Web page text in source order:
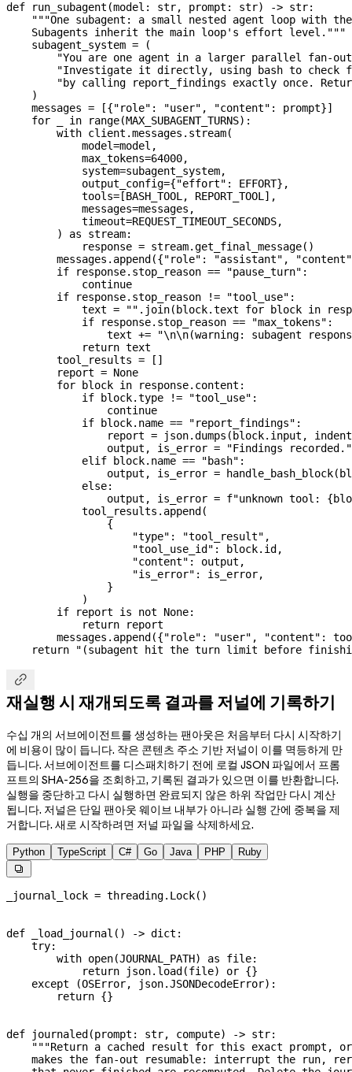
def run_subagent (model : str, prompt : str) -> str:
"""One subagent: a small nested agent loop with
    Subagents inherit the main loop's effort level."""
    subagent_system
= (
"You are one agent in a larger parallel fan-
"Investigate it directly, using bash to check
"by calling report_findings exactly once.
    )
    messages
= [{"role" : "user" , "content" : prompt}]
    for
in range(MAX_SUBAGENT_TURNS):
        with
client.messages.stream(
            model
=model,
            max_tokens
=64000,
            system
=subagent_system,
            output_config
={"effort" : EFFORT},
            tools
= [BASH_TOOL , REPORT_TOOL ],
            messages
=messages,
            timeout
=REQUEST_TIMEOUT_SECONDS,
        )
as stream:
            response
= stream.get_final_message()
        messages.append({
"role" : "assistant" ,
"content"
        if
response.stop_reason == "pause_turn" :
            continue
        if
response.stop_reason != "tool_use" :
            text
= "" .join(block.text for block in
            if
response.stop_reason == "max_tokens" :
                text
+= "\n\n(warning: subagent
            return
text
        tool_results
= []
        report
= None
        for
block in response.content:
            if
block.type != "tool_use" :
                continue
            if
block.name == "report_findings" :
                report
= json.dumps(block.input, indent
                output, is_error
= "Findings recorded."
            elif
block.name == "bash" :
                output, is_error
=
            else
:
                output, is_error
= f"unknown tool: {
            tool_results.append(
                {
                    "type"
: "tool_result" ,
                    "tool_use_id"
: block.id,
                    "content"
: output,
                    "is_error"
: is_error,
                }
            )
        if
report is not None:
            return
report
        messages.append({
"role" : "user" , "content" :
    return
"(subagent hit the turn limit before

재실행 시 재개되도록 결과를 저널에 기록하기
수십 개의 서브에이전트를 생성하는 팬아웃은 처음부터 다시 시작하기
에 비용이 많이 듭니다. 작은 콘텐츠 주소 기반 저널이 이를 멱등하게 만
듭니다. 서브에이전트를 디스패치하기 전에 로컬 JSON 파일에서 프롬
프트의 SHA-256을 조회하고, 기록된 결과가 있으면 이를 반환합니다.
실행을 중단하고 다시 실행하면 완료되지 않은 하위 작업만 다시 계산
됩니다. 저널은 단일 팬아웃 웨이브 내부가 아니라 실행 간에 중복을 제
거합니다. 새로 시작하려면 저널 파일을 삭제하세요.
Python TypeScript C# Go Java PHP Ruby

_journal_lock = threading.Lock()
def _load_journal () -> dict :
    try
:
        with
open(JOURNAL_PATH) as file:
            return
json.load(file) or {}
    except
(OSError, json.JSONDecodeError):
        return
{}
def journaled (prompt : str, compute) -> str:
"""Return a cached result for this exact prompt,
makes the fan-out resumable: interrupt the run,